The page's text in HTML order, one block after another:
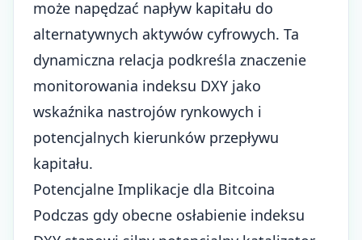
może napędzać napływ kapitału do
alternatywnych aktywów cyfrowych. Ta
dynamiczna relacja podkreśla znaczenie
monitorowania indeksu DXY jako
wskaźnika nastrojów rynkowych i
potencjalnych kierunków przepływu
kapitału.
Potencjalne Implikacje dla Bitcoina
Podczas gdy obecne osłabienie indeksu